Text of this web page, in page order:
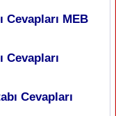
Cevapları MEB
Cevapları
Cevapları